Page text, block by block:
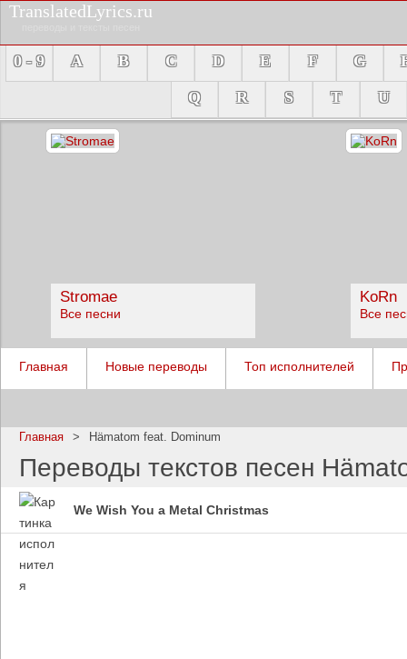
TranslatedLyrics.ru
0 - 9 A B C D E F G
Q
R S T U
Stromae
Все песни
KoRn
Все
Главная Новые переводы Топ исполнителей
Главная > Hämatom feat. Dominum
Переводы текстов песен
We Wish You a Metal Christmas